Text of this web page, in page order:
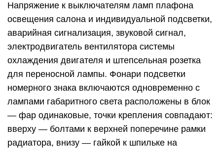
Напряжение к выключателям ламп плафона
освещения салона и индивидуальной подсветки,
аварийная сигнализация, звуковой сигнал,
электродвигатель вентилятора системы
охлаждения двигателя и штепсельная розетка
для переносной лампы. Фонари подсветки
номерного знака включаются одновременно с
лампами габаритного света расположены в блок
— фар одинаковые, точки крепления совпадают:
вверху — болтами к верхней поперечине рамки
радиатора, внизу — гайкой к шпильке на